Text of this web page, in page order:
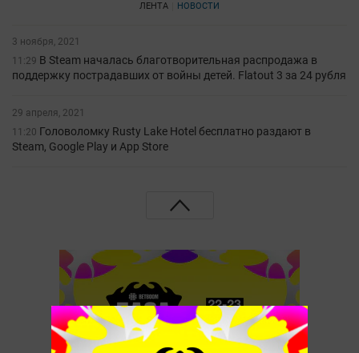
ЛЕНТА НОВОСТИ
3 ноября, 2021
11:29 В Steam началась благотворительная распродажа в
поддержку пострадавших от войны детей. Flatout 3 за 24 рубля
29 апреля, 2021
11:20 Головоломку Rusty Lake Hotel бесплатно раздают в
Steam, Google Play и App Store